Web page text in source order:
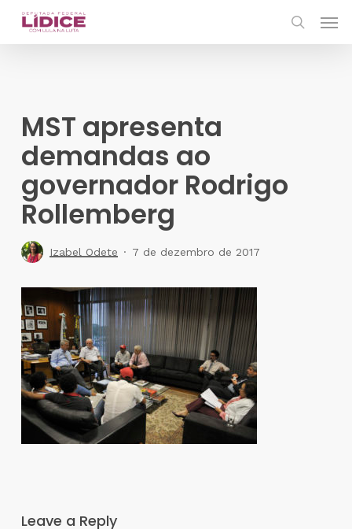
Skip
MST apresenta
demandas ao
governador Rodrigo
Rollemberg
Izabel Odete 7 de dezembro de 2017
Leave a Reply